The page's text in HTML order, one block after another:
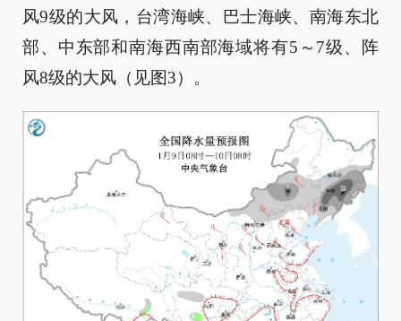
风9级的大风，台湾海峡、巴士海峡、南海东北
部、中东部和南海西南部海域将有5～7级、阵
风8级的大风（见图3）。